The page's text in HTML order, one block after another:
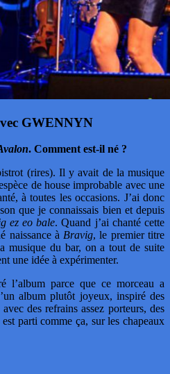
GWENNYN
. Comment est-il né ?
(rires). Il y avait de la musique
de house improbable avec une
à toutes les occasions. J’ai donc
que je connaissais bien et depuis
ez eo bale. Quand j’ai chanté cette
naissance àBravig, le premier titre
musique du bar, on a tout de suite
une idée à expérimenter.
l’album parce que ce morceau a
album plutôt joyeux, inspiré des
des refrains assez porteurs, des
parti comme ça, sur les chapeaux